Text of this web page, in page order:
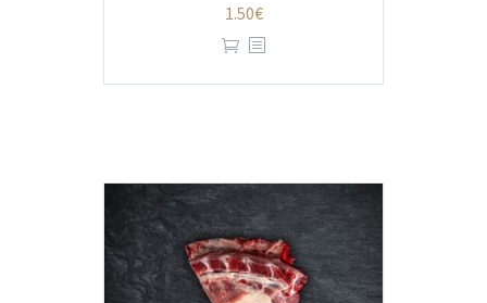
1.50€